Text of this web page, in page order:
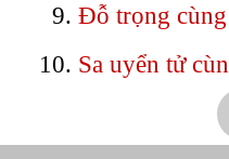
Đỗ trọng cùng
Sa uyển tử